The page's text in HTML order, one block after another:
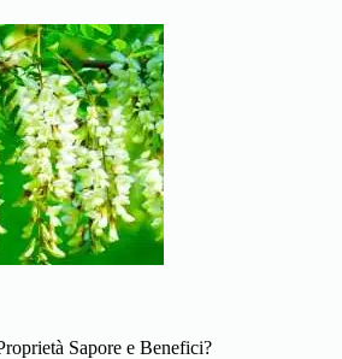
Sapore e Benefici?